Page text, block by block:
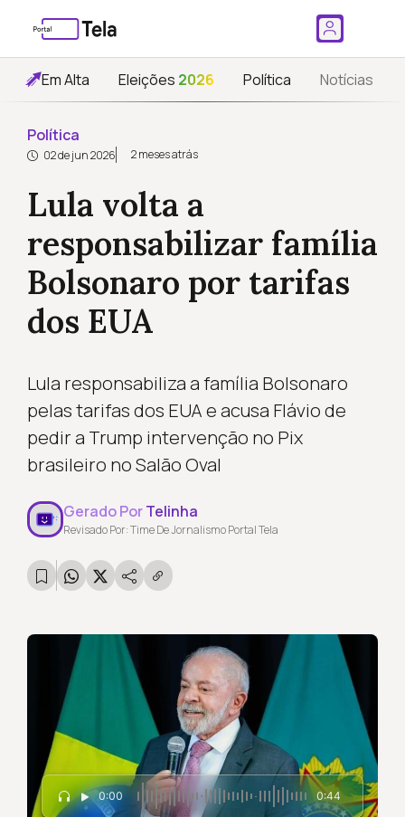
Em Alta Eleições 2026 Política Notícias
Política
02 de jun 2026 2 meses atrás
Lula volta a
responsabilizar família
Bolsonaro por tarifas
dos EUA
Lula responsabiliza a família Bolsonaro
pelas tarifas dos EUA e acusa Flávio de
pedir a Trump intervenção no Pix
brasileiro no Salão Oval
Gerado PorTelinha
Revisado Por: Time De Jornalismo Portal Tela
0:00 0:44